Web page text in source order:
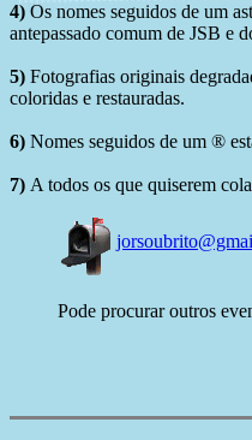
4) Os nomes seguidos de um
antepassado comum de JSB e
5) Fotografias originais
coloridas e restauradas.
6) Nomes seguidos de um ®
7) A todos os que quiserem
Pode procurar outros